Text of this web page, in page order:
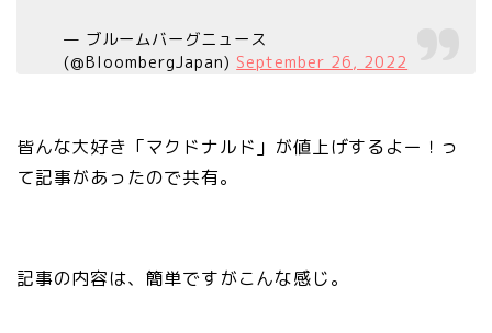
— ブルームバーグニュース
(@BloombergJapan) September 26, 2022
皆んな大好き「マクドナルド」が値上げするよー！っ
て記事があったので共有。
記事の内容は、簡単ですがこんな感じ。